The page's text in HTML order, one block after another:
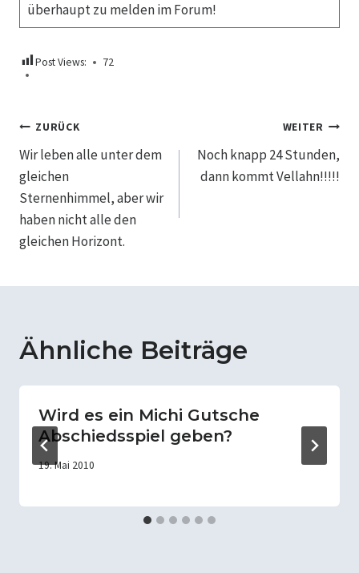
überhaupt zu melden im Forum!
Post Views: 72
Beitragsnavigation
ZURÜCK
Wir leben alle unter dem
gleichen
Sternenhimmel, aber wir
haben nicht alle den
gleichen Horizont.
WEITER
Noch knapp 24 Stunden,
dann kommt Vellahn!!!!!
Ähnliche Beiträge
Wird es ein Michi Gutsche
Abschiedsspiel geben?
19. Mai 2010